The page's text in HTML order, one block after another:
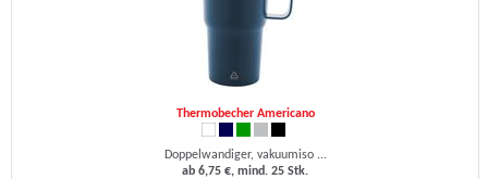
Thermobecher Americano
Doppelwandiger, vakuumiso ...
ab 6,75 €, mind. 25 Stk.